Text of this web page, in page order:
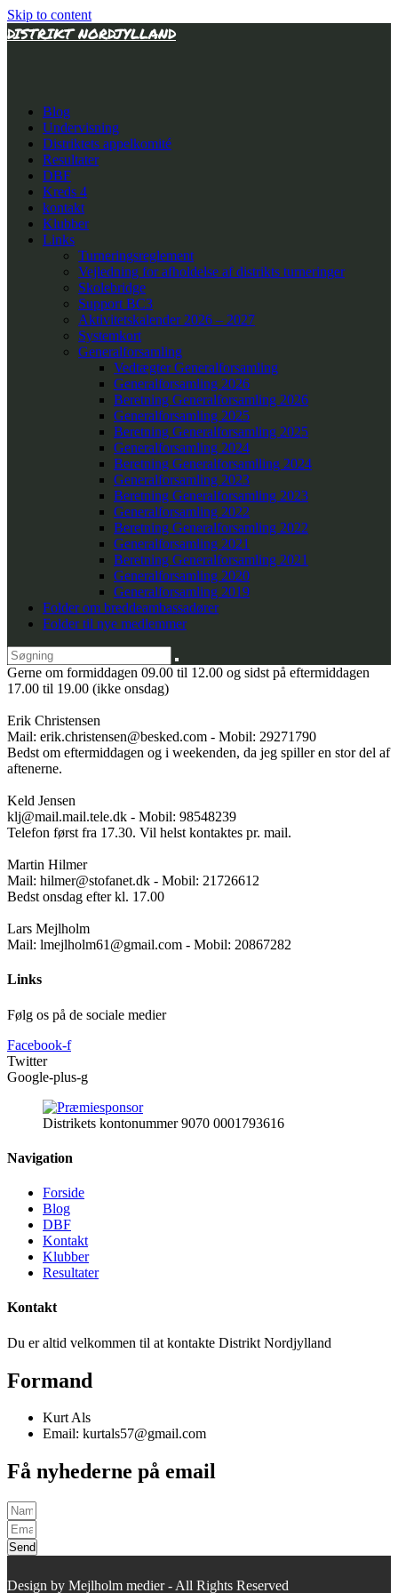
Skip to content
DISTRIKT NORDJYLLAND
Blog
Undervisning
Distriktets appelkomité
Resultater
DBF
Kreds 4
kontakt
Klubber
Links
Turneringsreglement
Vejledning for afholdelse af distrikts turneringer
Skolebridge
Support BC3
Aktivitetskalender 2026 – 2027
Systemkort
Generalforsamling
Vedtægter Generalforsamling
Generalforsamling 2026
Beretning Generalforsamling 2026
Generalforsamling 2025
Beretning Generalforsamling 2025
Generalforsamling 2024
Beretning Generalforsamlling 2024
Generalforsamling 2023
Beretning Generalforsamling 2023
Generalforsamling 2022
Beretning Generalforsamling 2022
Generalforsamling 2021
Beretning Generalforsamling 2021
Generalforsamling 2020
Generalforsamling 2019
Folder om breddeambassadører
Folder til nye medlemmer
Gerne om formiddagen 09.00 til 12.00 og sidst på eftermiddagen
17.00 til 19.00 (ikke onsdag)
Erik Christensen
Mail: erik.christensen@besked.com - Mobil: 29271790
Bedst om eftermiddagen og i weekenden, da jeg spiller en stor del af
aftenerne.
Keld Jensen
klj@mail.mail.tele.dk - Mobil: 98548239
Telefon først fra 17.30. Vil helst kontaktes pr. mail.
Martin Hilmer
Mail: hilmer@stofanet.dk - Mobil: 21726612
Bedst onsdag efter kl. 17.00
Lars Mejlholm
Mail: lmejlholm61@gmail.com - Mobil: 20867282
Links
Følg os på de sociale medier
Facebook-f
Twitter
Google-plus-g
Distrikets kontonummer 9070 0001793616
Navigation
Forside
Blog
DBF
Kontakt
Klubber
Resultater
Kontakt
Du er altid velkommen til at kontakte Distrikt Nordjylland
Formand
Kurt Als
Email: kurtals57@gmail.com
Få nyhederne på email
Send
Design by Mejlholm medier - All Rights Reserved